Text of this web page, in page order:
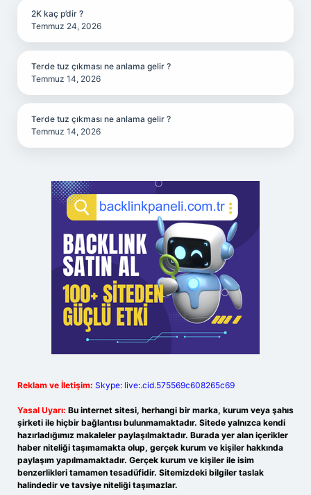
2K kaç p’dir ?
Temmuz 24, 2026
Terde tuz çıkması ne anlama gelir ?
Temmuz 14, 2026
Terde tuz çıkması ne anlama gelir ?
Temmuz 14, 2026
Reklam ve İletişim: Skype: live:.cid.575569c608265c69
Yasal Uyarı: Bu internet sitesi, herhangi bir marka, kurum veya şahıs
şirketi ile hiçbir bağlantısı bulunmamaktadır. Sitede yalnızca kendi
hazırladığımız makaleler paylaşılmaktadır. Burada yer alan içerikler
haber niteliği taşımamakta olup, gerçek kurum ve kişiler hakkında
paylaşım yapılmamaktadır. Gerçek kurum ve kişiler ile isim
benzerlikleri tamamen tesadüfidir. Sitemizdeki bilgiler taslak
halindedir ve tavsiye niteliği taşımazlar.